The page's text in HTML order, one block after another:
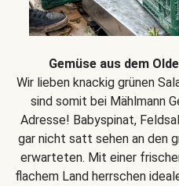
Gemüse aus dem
Wir lieben knackig grünen
sind somit bei Mählmann
Adresse! Babyspinat,
gar nicht satt sehen an den
erwarteten. Mit einer
flachem Land herrschen